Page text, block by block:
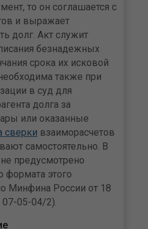
то он соглашается с
и выражает
долг. Акт служит
безнадежных
срока их исковой
также при
в суд для
долга за
или оказанные
сверки взаиморасчетов
самостоятельно. В
предусмотрено
формата этого
Минфина России от 18
05-04/2).